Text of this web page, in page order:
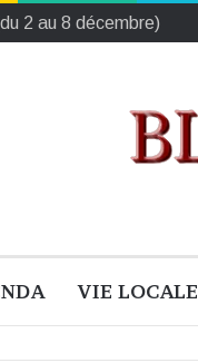
le monde
VIE LOCALE